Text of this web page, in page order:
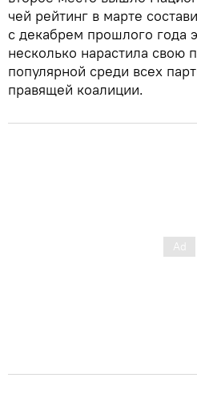
чей рейтинг в марте
с декабрем прошлого года
несколько нарастила свою
популярной среди всех
правящей коалиции.